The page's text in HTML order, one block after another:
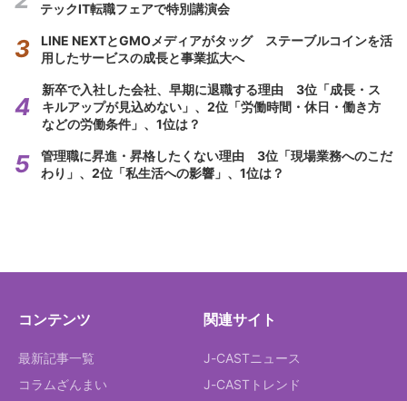
テックIT転職フェアで特別講演会
LINE NEXTとGMOメディアがタッグ ステーブルコインを活
用したサービスの成長と事業拡大へ
新卒で入社した会社、早期に退職する理由 3位「成長・ス
キルアップが見込めない」、2位「労働時間・休日・働き方
などの労働条件」、1位は？
管理職に昇進・昇格したくない理由 3位「現場業務へのこだ
わり」、2位「私生活への影響」、1位は？
コンテンツ
最新記事一覧
コラムざんまい
関連サイト
J-CASTニュース
J-CASTトレンド